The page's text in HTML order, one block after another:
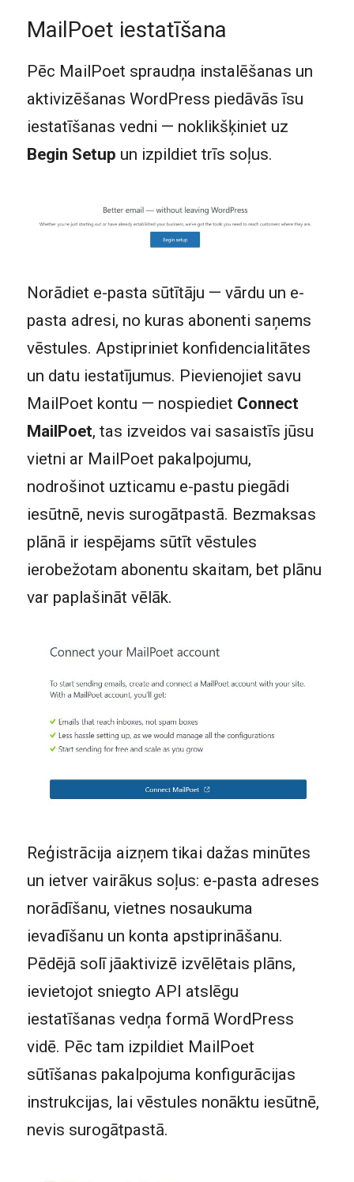
MailPoet iestatīšana
Pēc MailPoet spraudņa instalēšanas un
aktivizēšanas WordPress piedāvās īsu
iestatīšanas vedni — noklikšķiniet uz
Begin Setup un izpildiet trīs soļus.
Norādiet e-pasta sūtītāju — vārdu un e-
pasta adresi, no kuras abonenti saņems
vēstules. Apstipriniet konfidencialitātes
un datu iestatījumus. Pievienojiet savu
MailPoet kontu — nospiediet Connect
MailPoet, tas izveidos vai sasaistīs jūsu
vietni ar MailPoet pakalpojumu,
nodrošinot uzticamu e-pastu piegādi
iesūtnē, nevis surogātpastā. Bezmaksas
plānā ir iespējams sūtīt vēstules
ierobežotam abonentu skaitam, bet plānu
var paplašināt vēlāk.
Reģistrācija aizņem tikai dažas minūtes
un ietver vairākus soļus: e-pasta adreses
norādīšanu, vietnes nosaukuma
ievadīšanu un konta apstiprināšanu.
Pēdējā solī jāaktivizē izvēlētais plāns,
ievietojot sniegto API atslēgu
iestatīšanas vedņa formā WordPress
vidē. Pēc tam izpildiet MailPoet
sūtīšanas pakalpojuma konfigurācijas
instrukcijas, lai vēstules nonāktu iesūtnē,
nevis surogātpastā.